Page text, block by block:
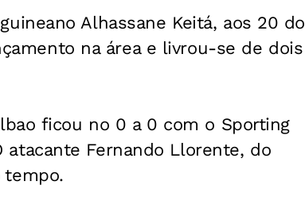
Alhassane Keitá, aos 20 do
na área e livrou-se de dois
ficou no 0 a 0 com o Sporting
Fernando Llorente, do